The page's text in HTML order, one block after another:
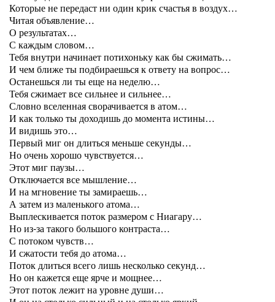
Которые не передаст ни один крик счастья в воздух…
Читая объявление…
О результатах…
С каждым словом…
Тебя внутри начинает потихоньку как бы сжимать…
И чем ближе ты подбираешься к ответу на вопрос…
Останешься ли ты еще на неделю…
Тебя сжимает все сильнее и сильнее…
Словно вселенная сворачивается в атом…
И как только ты доходишь до момента истины…
И видишь это…
Первый миг он длиться меньше секунды…
Но очень хорошо чувствуется…
Этот миг паузы…
Отключается все мышление…
И на мгновение ты замираешь…
А затем из маленького атома…
Выплескивается поток размером с Ниагару…
Но из-за такого большого контраста…
С потоком чувств…
И сжатости тебя до атома…
Поток длиться всего лишь несколько секунд…
Но он кажется еще ярче и мощнее…
Этот поток лежит на уровне души…